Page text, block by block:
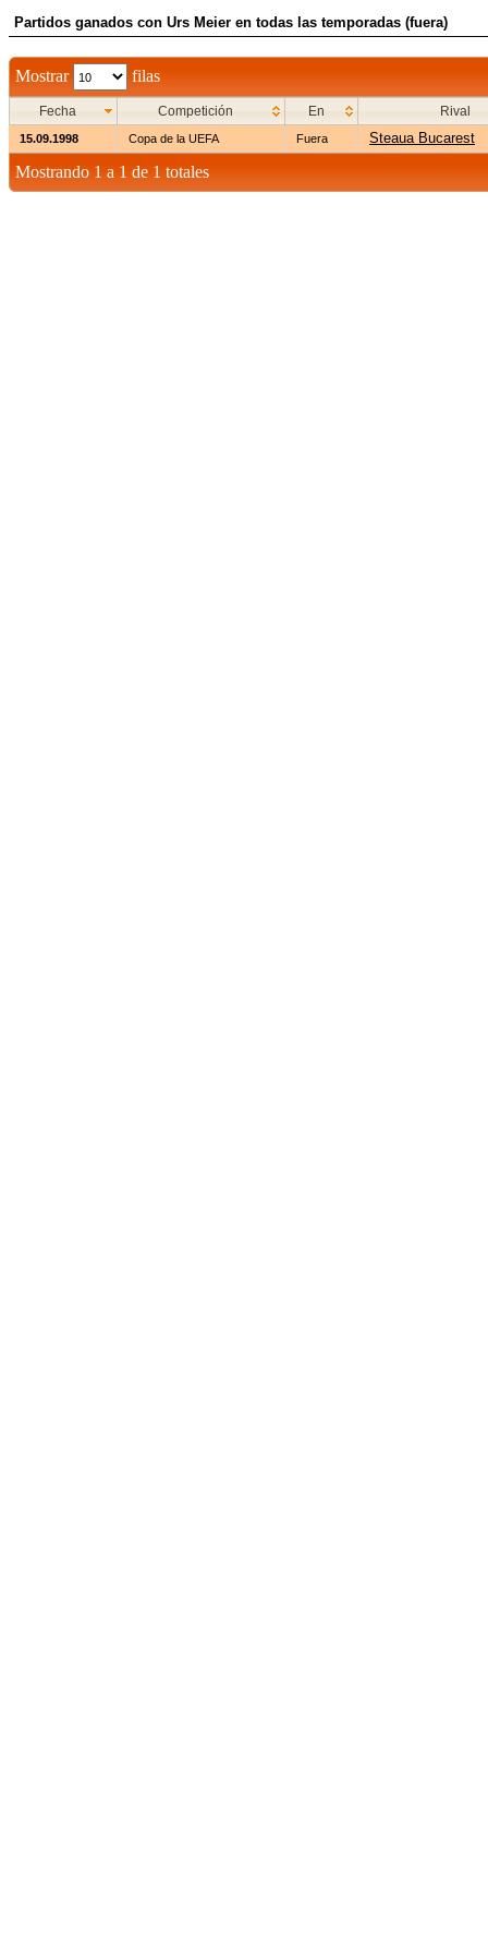
Partidos ganados con Urs Meier en todas las temporadas (fuera)
Mostrar filas
Fecha Competición En Rival
15.09.1998 Copa de la UEFA Fuera Steaua Bucarest
Mostrando 1 a 1 de 1 totales